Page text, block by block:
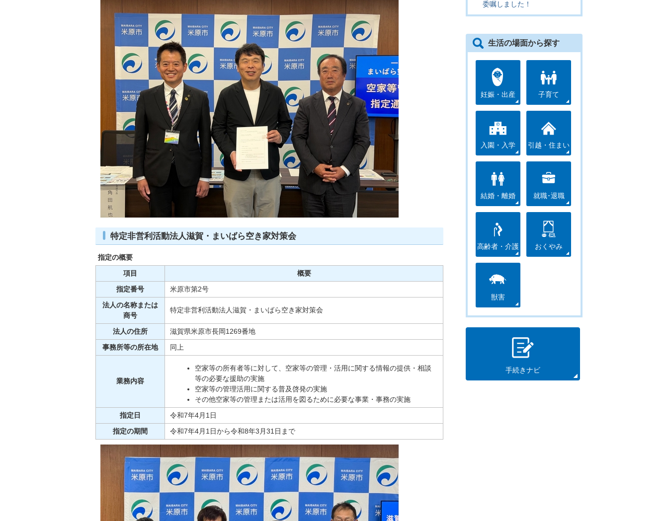
特定非営利活動法人滋賀・まいばら空き家対策会
指定の概要
項目
概要
指定番号
米原市第2号
法人の名称または
商号
特定非営利活動法人滋賀・まいばら空き家対策会
法人の住所
滋賀県米原市長岡1269番地
事務所等の所在地
同上
業務内容
空家等の所有者等に対して、空家等の管理・活用に関する情報の提供・相談
等の必要な援助の実施
空家等の管理活用に関する普及啓発の実施
その他空家等の管理または活用を図るために必要な事業・事務の実施
指定日
令和7年4月1日
指定の期間
令和7年4月1日から令和8年3月31日まで
委嘱しました！
生活の場面から探す
妊娠・出産 子育て
入園・入学 引越・住まい
結婚・離婚 就職･退職
高齢者・介護 おくやみ
獣害
手続きナビ